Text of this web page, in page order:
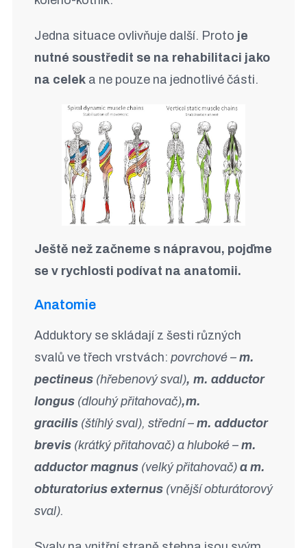
Jedna situace ovlivňuje další. Proto je
nutné soustředit se na rehabilitaci jako
na celeka ne pouze na jednotlivé části.
Ještě než začneme s nápravou, pojďme
se v rychlosti podívat na anatomii.
Anatomie
Adduktory se skládají z šesti různých
svalů ve třech vrstvách: povrchové – m.
pectineus (hřebenový sval), m. adductor
longus (dlouhý přitahovač),m.
gracilis (štíhlý sval), střední – m. adductor
brevis(krátký přitahovač) a hluboké – m.
adductor magnus (velký přitahovač)a m.
obturatorius externus(vnější obturátorový
sval).